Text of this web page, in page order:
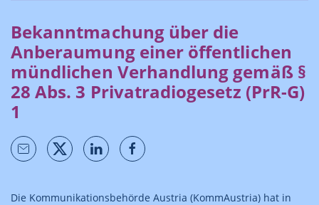
Bekanntmachung über die
Anberaumung einer öffentlichen
mündlichen Verhandlung gemäß §
28 Abs. 3 Privatradiogesetz (PrR-G)
1
Die Kommunikationsbehörde Austria (KommAustria) hat in